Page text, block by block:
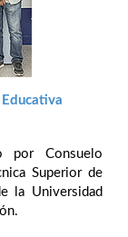
por Consuelo
Superior de
la Universidad